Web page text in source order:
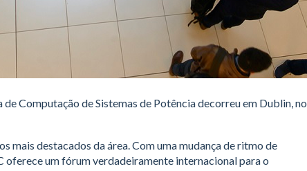
Computação de Sistemas de Potência decorreu em Dublin, no
mais destacados da área. Com uma mudança de ritmo de
oferece um fórum verdadeiramente internacional para o